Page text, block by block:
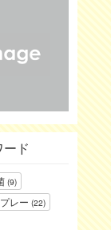
ド
(9)
レー (22)